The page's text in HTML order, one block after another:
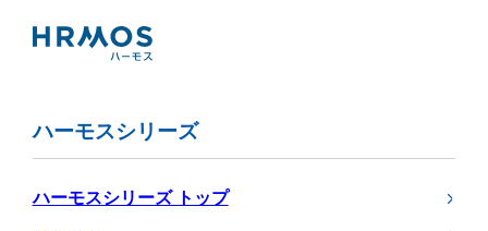
ハーモスシリーズ
ハーモスシリーズ トップ